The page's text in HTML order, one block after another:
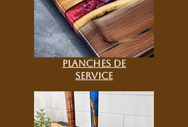
Planches de
service